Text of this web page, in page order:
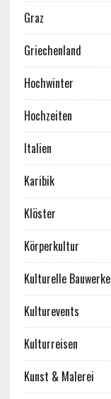
Graz
Griechenland
Hochwinter
Hochzeiten
Italien
Karibik
Klöster
Körperkultur
Kulturelle Bauwerke
Kulturevents
Kulturreisen
Kunst & Malerei